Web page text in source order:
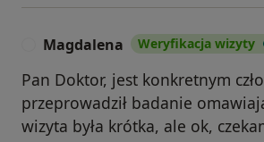
Magdalena Weryfikacja wizyty
Pan Doktor, jest konkretnym
przeprowadził badanie
wizyta była krótka, ale ok,